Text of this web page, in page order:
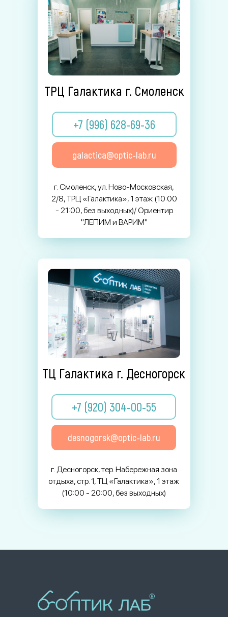
ТЦ Галактика г. Десногорск
+7 (920) 304-00-55
desnogorsk@optic-lab.ru
г. Десногорск, тер. Набережная зона
отдыха, стр. 1, ТЦ «Галактика», 1 этаж
(10:00 - 20:00, без выходных)
+7 (996) 628-69-36
galactica@optic-lab.ru
ТРЦ Галактика г. Смоленск
г. Смоленск, ул. Ново-Московская,
2/8, ТРЦ «Галактика», 1 этаж (10:00
- 21:00, без выходных)/ Ориентир
"ЛЕПИМ и ВАРИМ"